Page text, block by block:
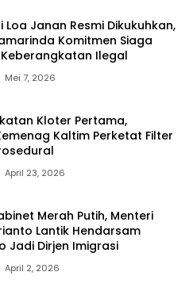
Loa Janan Resmi Dikukuhkan,
Komitmen Siaga
Keberangkatan Ilegal
Mei 7, 2026
Kloter Pertama,
Kaltim Perketat Filter
April 23, 2026
Merah Putih, Menteri
Lantik Hendarsam
Jadi Dirjen Imigrasi
April 2, 2026